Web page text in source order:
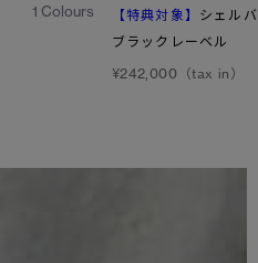
1 Colours 【特典対象】 シェル
ブラックレーベル
¥242,000（tax in）